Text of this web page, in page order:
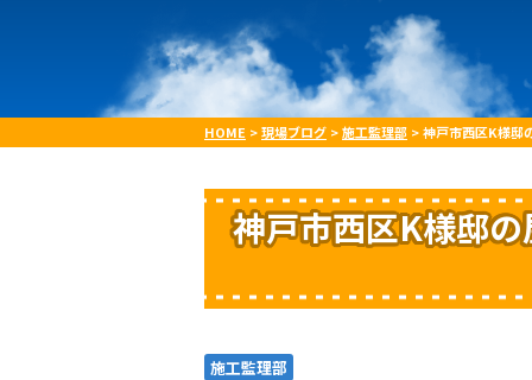
HOME >現場ブログ >施工監理部 >神戸市西区K様邸
神戸市西区K様邸
施工監理部